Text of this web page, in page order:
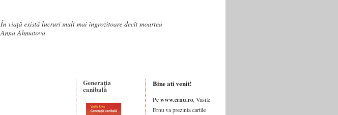
În viaţă există lucruri mult mai îngrozitoare decît moartea
Anna Ahmatova
Generaţia
canibală
Bine ati venit!
Pewww.ernu.ro, Vasile
Ernu va prezinta cartile